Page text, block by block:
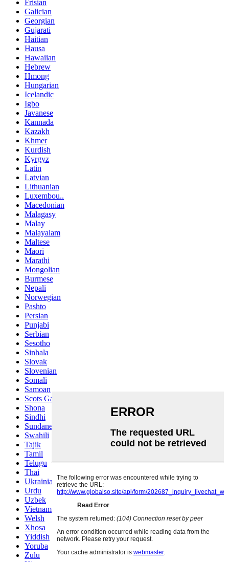
Frisian
Galician
Georgian
Gujarati
Haitian
Hausa
Hawaiian
Hebrew
Hmong
Hungarian
Icelandic
Igbo
Javanese
Kannada
Kazakh
Khmer
Kurdish
Kyrgyz
Latin
Latvian
Lithuanian
Luxembou..
Macedonian
Malagasy
Malay
Malayalam
Maltese
Maori
Marathi
Mongolian
Burmese
Nepali
Norwegian
Pashto
Persian
Punjabi
Serbian
Sesotho
Sinhala
Slovak
Slovenian
Somali
Samoan
Scots Gaelic
Shona
Sindhi
Sundanese
Swahili
Tajik
Tamil
Telugu
Thai
Ukrainian
Urdu
Uzbek
Vietnamese
Welsh
Xhosa
Yiddish
Yoruba
Zulu